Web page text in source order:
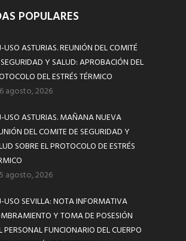
POPULARES
USO ASTURIAS. REUNIÓN DEL COMITÉ
Y SALUD: APROBACIÓN DEL
DEL ESTRÉS TÉRMICO
6 agosto, 2026
USO ASTURIAS. MAÑANA NUEVA
DEL COMITE DE SEGURIDAD Y
SOBRE EL PROTOCOLO DE ESTRÉS
5 agosto, 2026
USO SEVILLA: NOTA INFORMATIVA
Y TOMA DE POSESIÓN
PERSONAL FUNCIONARIO DEL CUERPO